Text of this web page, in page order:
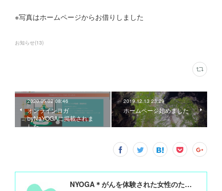
※写真はホームページからお借りしました
お知らせ(13)
2020.05.02 08:46
オンラインヨガ
byNaYOGAに掲載されま
した
2019.12.13 23:29
ホームページ始めました
NYOGA＊がんを体験された女性のためのヨガ＊